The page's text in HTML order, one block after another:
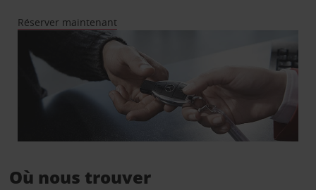
Réserver maintenant
Où nous trouver